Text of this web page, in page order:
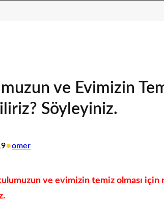
ve Evimizin
Söyleyiniz.
•omer
ve evimizin temiz olması